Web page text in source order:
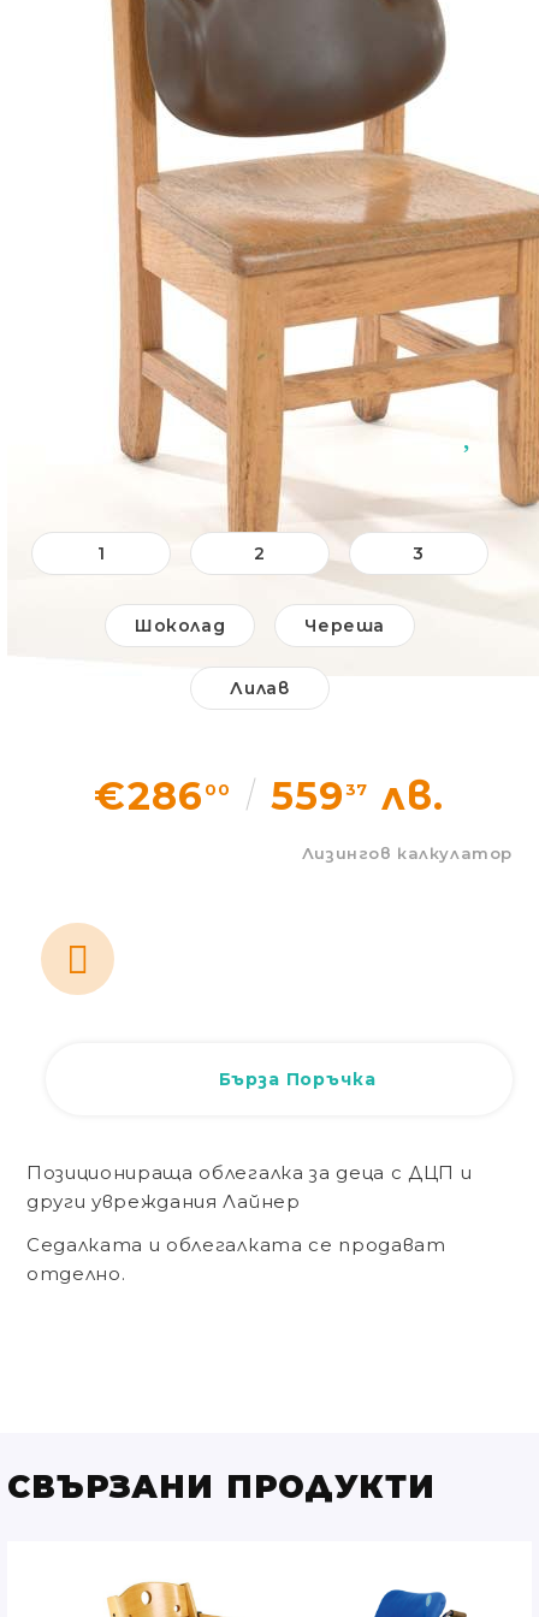
Добрич Добрич 0876 514422
Осигуряване На Достъпна Среда
Ортези
Медицинско Оборудване ПОД НАЕМ
Нови Продукти
Грижа За Здравето
Финансиране
Статии
Контакти
Позиционираща облегалка за
деца с увреждания Лайнер
Позиционираща облегалка за деца с ДЦП и
други увреждания Лайнер
Седалката и облегалката се продават
отделно.
1 2 3
Шоколад Череша
Лилав
€286 00 55937 лв.
Лизингов калкулатор
Бърза Поръчка
СВЪРЗАНИ ПРОДУКТИ